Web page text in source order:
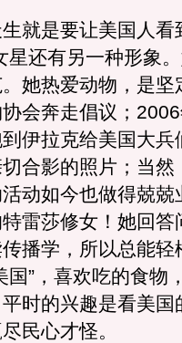
是要让美国人看
星还有另一种形象
她热爱动物，是坚
会奔走倡议；
伊拉克给美国大兵
合影的照片；当然
活动如今也做得兢
雷莎修女！她回答
播学，所以总能轻
国”，喜欢吃的食物
时的兴趣是看美国
民心才怪。